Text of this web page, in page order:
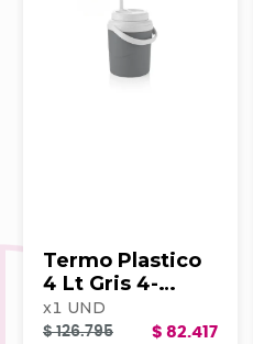
Termo Plastico
4 Lt Gris 4-
1047797
x1 UND
$ 82.417
$ 126.795